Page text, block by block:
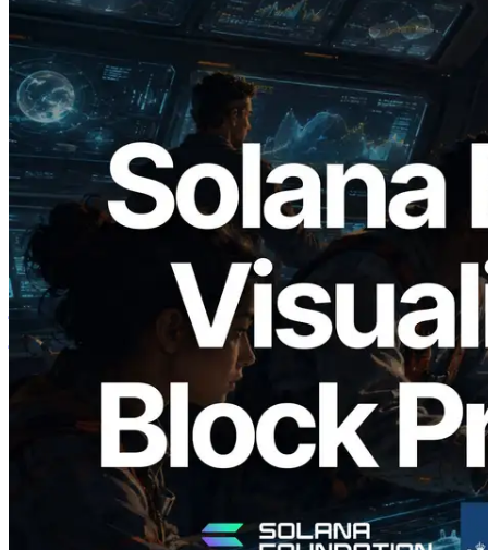
2026.05.24
Validators Solutions ने Solana Block
Analyzer लॉन्च किया — प्रति-slot ब्लॉक
उत्पादन समय और नियुक्त वैलिडेटर का
विज़ुअलाइज़ेशन